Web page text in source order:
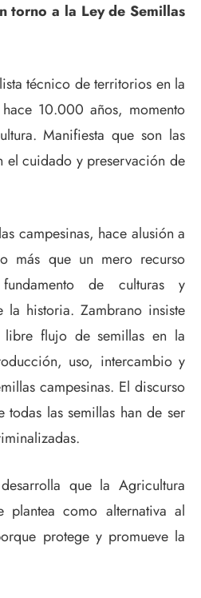
torno a la Ley de Semillas
técnico de territorios en la
10.000 años, momento
Manifiesta que son las
el cuidado y preservación de
campesinas, hace alusión a
más que un mero recurso
de culturas y
la historia. Zambrano insiste
flujo de semillas en la
uso, intercambio y
campesinas. El discurso
todas las semillas han de ser
que la Agricultura
plantea como alternativa al
protege y promueve la